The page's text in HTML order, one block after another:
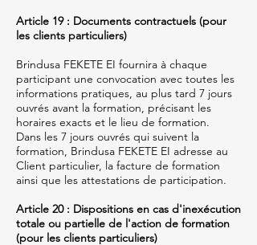
Article 19 : Documents contractuels (pour
les clients particuliers)
Brindusa FEKETE EI fournira à chaque
participant une convocation avec toutes les
informations pratiques, au plus tard 7 jours
ouvrés avant la formation, précisant les
horaires exacts et le lieu de formation.
Dans les 7 jours ouvrés qui suivent la
formation, Brindusa FEKETE EI adresse au
Client particulier, la facture de formation
ainsi que les attestations de participation.
Article 20 : Dispositions en cas d'inexécution
totale ou partielle de l'action de formation
(pour les clients particuliers)